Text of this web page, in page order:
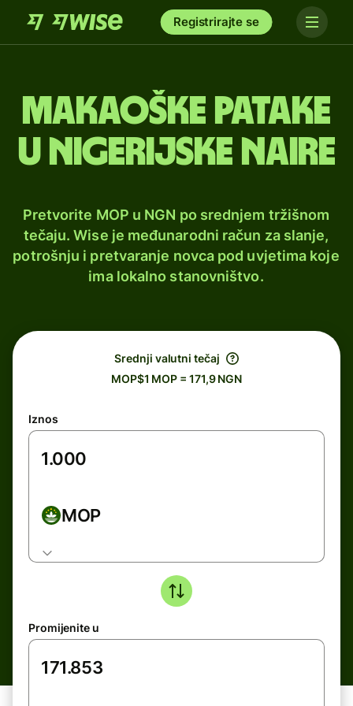
Registrirajte se
Makaoške patake
u nigerijske naire
Pretvorite MOP u NGN po srednjem tržišnom
tečaju. Wise je međunarodni račun za slanje,
potrošnju i pretvaranje novca pod uvjetima koje
ima lokalno stanovništvo.
Srednji valutni tečaj
MOP$1 MOP = 171,9 NGN
Iznos
MOP
Promijenite u